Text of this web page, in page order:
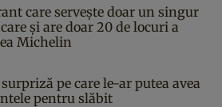
care servește doar un singur
și are doar 20 de locuri a
Michelin
pe care le-ar putea avea
pentru slăbit